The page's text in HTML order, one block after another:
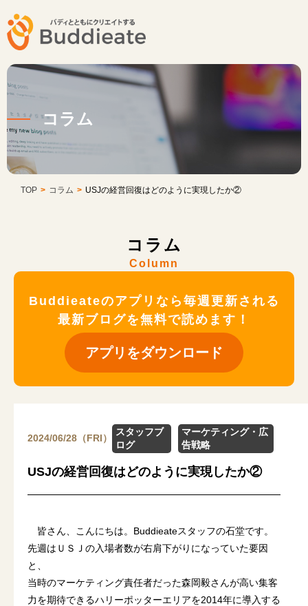
コラム
TOP > コラム > USJの経営回復はどのように実現したか②
コラム
Column
Buddieateのアプリなら毎週更新される
最新ブログを無料で読めます！
アプリをダウンロード
2024/06/28（FRI）
スタッフブ
ログ
マーケティング・広
告戦略
USJの経営回復はどのように実現したか②
皆さん、こんにちは。Buddieateスタッフの石堂です。
先週はＵＳＪの入場者数が右肩下がりになっていた要因
と、
当時のマーケティング責任者だった森岡毅さんが高い集客
力を期待できるハリーポッターエリアを2014年に導入する